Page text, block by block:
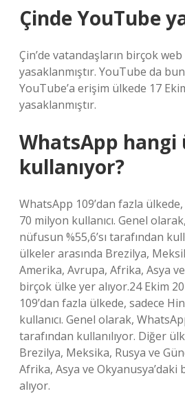
Çinde YouTube
Çin’de vatandaşların birçok
yasaklanmıştır. YouTube da
YouTube’a erişim ülkede 17
yasaklanmıştır.
WhatsApp hangi
kullanıyor?
WhatsApp 109’dan fazla
70 milyon kullanıcı. Genel
nüfusun %55,6’sı tarafından
ülkeler arasında Brezilya,
Amerika, Avrupa, Afrika, Asya
birçok ülke yer alıyor.24 Ekim
109’dan fazla ülkede, sadece
kullanıcı. Genel olarak,
tarafından kullanılıyor. Diğer
Brezilya, Meksika, Rusya ve
Afrika, Asya ve
alıyor.